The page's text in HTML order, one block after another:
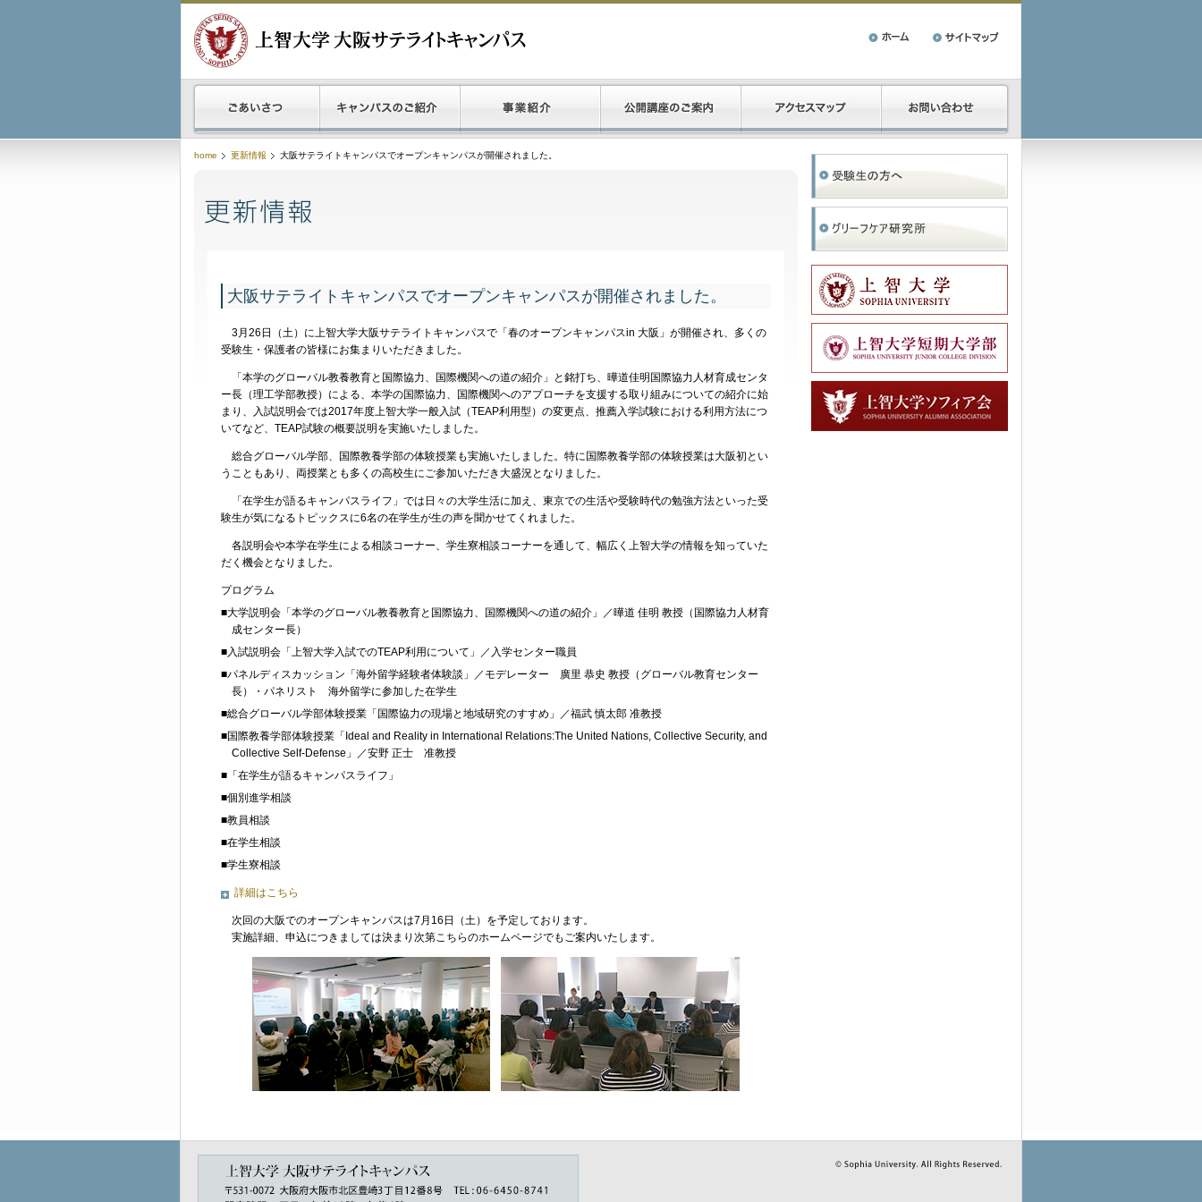
home 更新情報 大阪サテライトキャンパスでオープンキャンパスが開催されました。
大阪サテライトキャンパスでオープンキャンパスが開催されました。
3月26日（土）に上智大学大阪サテライトキャンパスで「春のオープンキャンパスin 大阪」が開催され、多くの
受験生・保護者の皆様にお集まりいただきました。
「本学のグローバル教養教育と国際協力、国際機関への道の紹介」と銘打ち、曄道佳明国際協力人材育成センタ
ー長（理工学部教授）による、本学の国際協力、国際機関へのアプローチを支援する取り組みについての紹介に始
まり、入試説明会では2017年度上智大学一般入試（TEAP利用型）の変更点、推薦入学試験における利用方法につ
いてなど、TEAP試験の概要説明を実施いたしました。
総合グローバル学部、国際教養学部の体験授業も実施いたしました。特に国際教養学部の体験授業は大阪初とい
うこともあり、両授業とも多くの高校生にご参加いただき大盛況となりました。
「在学生が語るキャンパスライフ」では日々の大学生活に加え、東京での生活や受験時代の勉強方法といった受
験生が気になるトピックスに6名の在学生が生の声を聞かせてくれました。
各説明会や本学在学生による相談コーナー、学生寮相談コーナーを通して、幅広く上智大学の情報を知っていた
だく機会となりました。
プログラム
■大学説明会「本学のグローバル教養教育と国際協力、国際機関への道の紹介」／曄道 佳明 教授（国際協力人材育
成センター長）
■入試説明会「上智大学入試でのTEAP利用について」／入学センター職員
■パネルディスカッション「海外留学経験者体験談」／モデレーター 廣里 恭史 教授（グローバル教育センター
長）・パネリスト 海外留学に参加した在学生
■総合グローバル学部体験授業「国際協力の現場と地域研究のすすめ」／福武 慎太郎 准教授
■国際教養学部体験授業「Ideal and Reality in International Relations:The United Nations, Collective Security, and
Collective Self-Defense」／安野 正士 准教授
■「在学生が語るキャンパスライフ」
■個別進学相談
■教員相談
■在学生相談
■学生寮相談
詳細はこちら
次回の大阪でのオープンキャンパスは7月16日（土）を予定しております。
実施詳細、申込につきましては決まり次第こちらのホームページでもご案内いたします。